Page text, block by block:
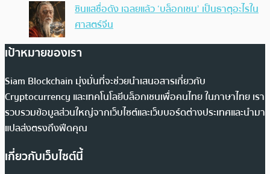
ซินแสชื่อดัง เฉลยแล้ว ‘บล็อกเชน’ เป็นธาตุอะไรใน
ศาสตร์จีน
เป้าหมายของเรา
Siam Blockchain มุ่งมั่นที่จะช่วยนำเสนอสารเกี่ยวกับ
Cryptocurrency และเทคโนโลยีบล็อกเชนเพื่อคนไทย ในภาษาไทย เรา
รวบรวมข้อมูลส่วนใหญ่จากเว็บไซต์และเว็บบอร์ดต่างประเทศและนำมา
แปลส่งตรงถึงฟีดคุณ
เกี่ยวกับเว็บไซต์นี้